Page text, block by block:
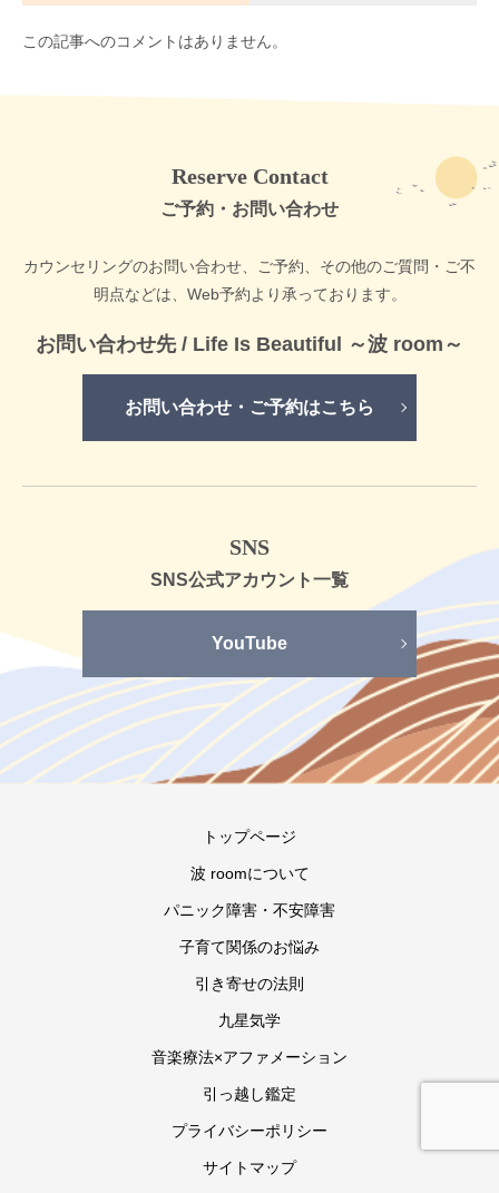
この記事へのコメントはありません。
Reserve Contact
ご予約・お問い合わせ
カウンセリングのお問い合わせ、ご予約、その他のご質問・ご不
明点などは、 Web予約より承っております。
お問い合わせ先 / Life Is Beautiful ～波 room～
お問い合わせ・ご予約はこちら
SNS
SNS公式アカウント一覧
YouTube
トップページ
波 roomについて
パニック障害・不安障害
子育て関係のお悩み
引き寄せの法則
九星気学
音楽療法×アファメーション
引っ越し鑑定
プライバシーポリシー
サイトマップ